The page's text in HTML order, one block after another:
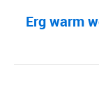
Erg warm